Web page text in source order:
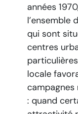
années
l’ensemble
qui sont
centres
locale
campagnes
: quand